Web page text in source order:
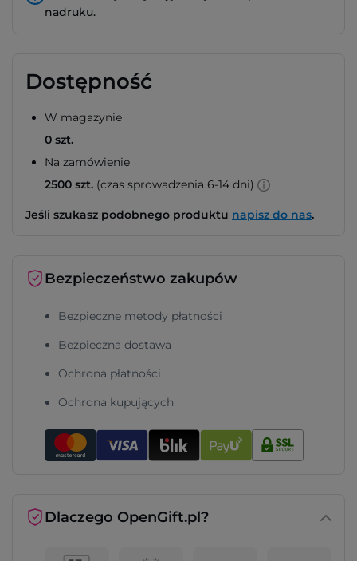
nadruku.
Dostępność
W magazynie
0 szt.
Na zamówienie
2500 szt. (czas sprowadzenia 6-14 dni)
Jeśli szukasz podobnego produktu napisz do nas.
Bezpieczeństwo zakupów
Bezpieczne metody płatności
Bezpieczna dostawa
Ochrona płatności
Ochrona kupujących
Dlaczego OpenGift.pl?